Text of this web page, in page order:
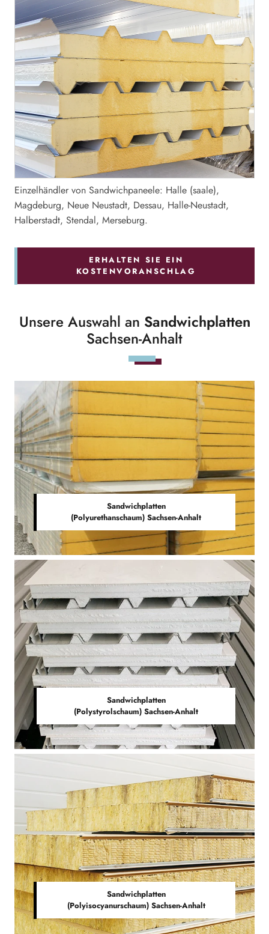
Einzelhändler von Sandwichpaneele: Halle (saale),
Magdeburg, Neue Neustadt, Dessau, Halle-Neustadt,
Halberstadt, Stendal, Merseburg.
ERHALTEN SIE EIN
KOSTENVORANSCHLAG
Unsere Auswahl an Sandwichplatten
Sachsen-Anhalt
Sandwichplatten
(Polyurethanschaum) Sachsen-Anhalt
Sandwichplatten
(Polystyrolschaum) Sachsen-Anhalt
Sandwichplatten
(Polyisocyanurschaum) Sachsen-Anhalt